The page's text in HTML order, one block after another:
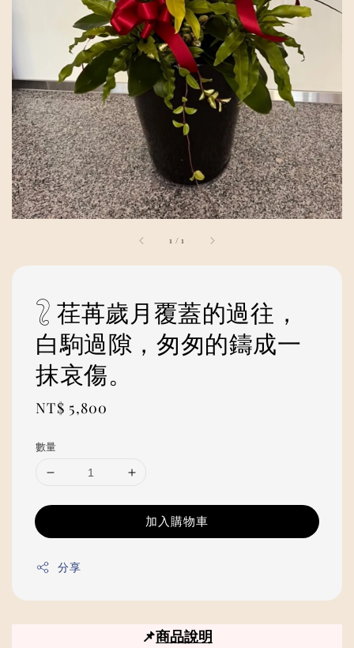
1 /1
𓃇 荏苒歲月覆蓋的過往，
白駒過隙，匆匆的鑄成一
抹哀傷。
Regular
NT$ 5,800
數量
加入購物車
分享
📌商品說明